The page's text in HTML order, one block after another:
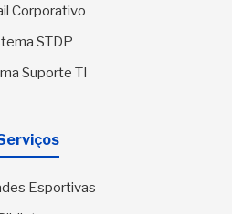
Corporativo
STDP
Suporte TI
Esportivas